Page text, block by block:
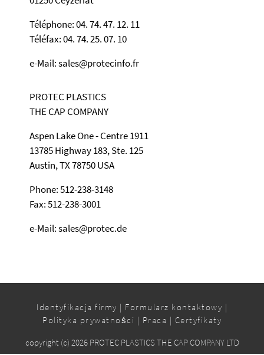
Téléphone: 04. 74. 47. 12. 11
Téléfax: 04. 74. 25. 07. 10
e-Mail: sales@protecinfo.fr
PROTEC PLASTICS
THE CAP COMPANY
Aspen Lake One - Centre 1911
13785 Highway 183, Ste. 125
Austin, TX 78750 USA
Phone: 512-238-3148
Fax: 512-238-3001
e-Mail: sales@protec.de
Identyfikacja firmy | Formularz kontaktowy |
Polityka prywatności | Praca | Certyfikaty
copyright (c) 2026 PROTEC PLASTICS THE CAP COMPANY LTD